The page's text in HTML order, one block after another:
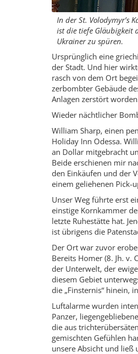
In der St. Volodymyr’s
ist die tiefe Gläubigkeit
Ukrainer zu spüren.
Ursprünglich eine
der Stadt. Und hier
rasch von dem Ort
zerbombter Gebäude
Anlagen zerstört
Wieder nächtlicher
William Sharp, einen
Holiday Inn Odessa.
an Dollar mitgebracht
Beide erschienen mir
den Einkäufen und der
einem geliehenen Pick-
Unser Weg führte erst
einstige Kornkammer
letzte Ruhestätte hat.
ist übrigens die
Der Ort war zuvor
Bereits Homer (8. Jh. v.
der Unterwelt, der
diesem Gebiet
die „Finsternis“ hinein,
Luftalarme wurden
Panzer,
die aus
gemischten Gefühlen
unsere Absicht und ließ